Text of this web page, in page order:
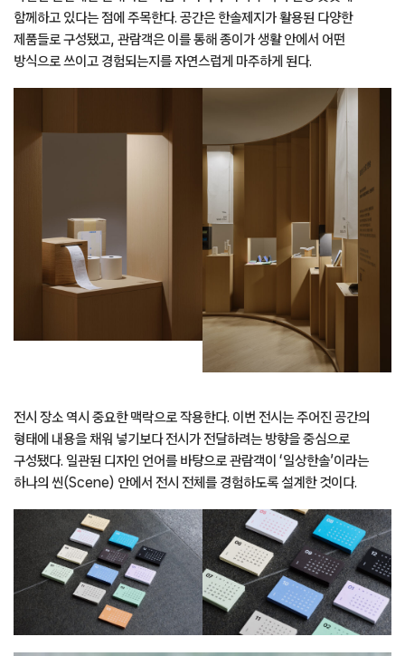
함께하고 있다는 점에 주목한다. 공간은 한솔제지가 활용된 다양한
제품들로 구성됐고, 관람객은 이를 통해 종이가 생활 안에서 어떤
방식으로 쓰이고 경험되는지를 자연스럽게 마주하게 된다.
전시 장소 역시 중요한 맥락으로 작용한다. 이번 전시는 주어진 공간의
형태에 내용을 채워 넣기보다 전시가 전달하려는 방향을 중심으로
구성됐다. 일관된 디자인 언어를 바탕으로 관람객이 ‘일상한솔’이라는
하나의 씬(Scene) 안에서 전시 전체를 경험하도록 설계한 것이다.